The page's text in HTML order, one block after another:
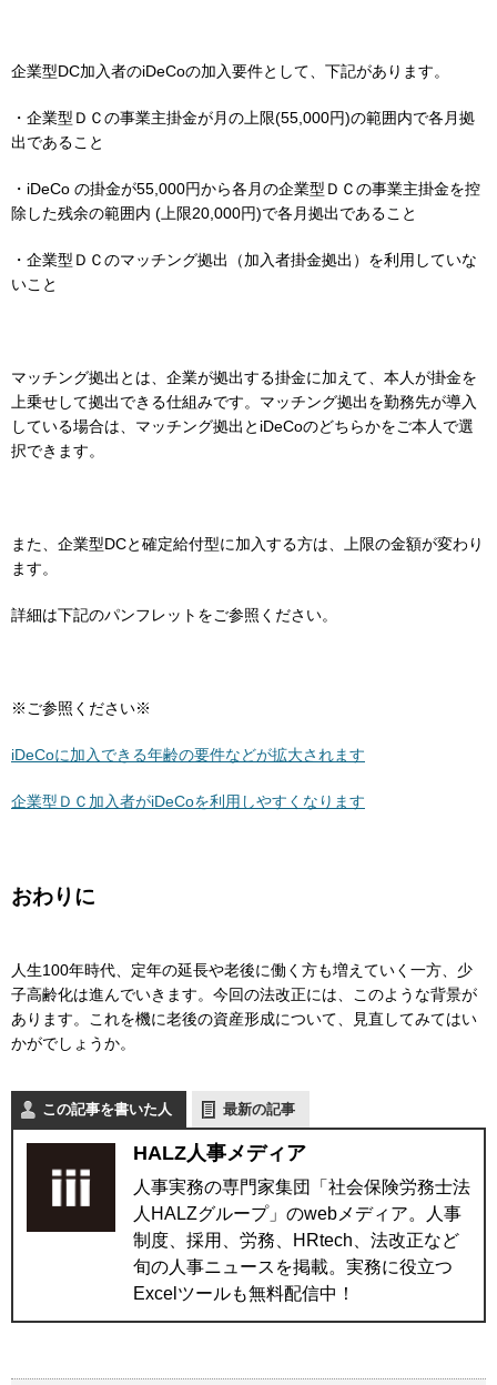
企業型DC加入者のiDeCoの加入要件として、下記があります。
・企業型ＤＣの事業主掛金が月の上限(55,000円)の範囲内で各月拠
出であること
・iDeCo の掛金が55,000円から各月の企業型ＤＣの事業主掛金を控
除した残余の範囲内 (上限20,000円)で各月拠出であること
・企業型ＤＣのマッチング拠出（加入者掛金拠出）を利用していな
いこと
マッチング拠出とは、企業が拠出する掛金に加えて、本人が掛金を
上乗せして拠出できる仕組みです。マッチング拠出を勤務先が導入
している場合は、マッチング拠出とiDeCoのどちらかをご本人で選
択できます。
また、企業型DCと確定給付型に加入する方は、上限の金額が変わり
ます。
詳細は下記のパンフレットをご参照ください。
※ご参照ください※
iDeCoに加入できる年齢の要件などが拡大されます
企業型ＤＣ加入者がiDeCoを利用しやすくなります
おわりに
人生100年時代、定年の延長や老後に働く方も増えていく一方、少
子高齢化は進んでいきます。今回の法改正には、このような背景が
あります。これを機に老後の資産形成について、見直してみてはい
かがでしょうか。
この記事を書いた人 最新の記事
HALZ人事メディア
人事実務の専門家集団「社会保険労務士法
人HALZグループ」のwebメディア。人事
制度、採用、労務、HRtech、法改正など
旬の人事ニュースを掲載。実務に役立つ
Excelツールも無料配信中！